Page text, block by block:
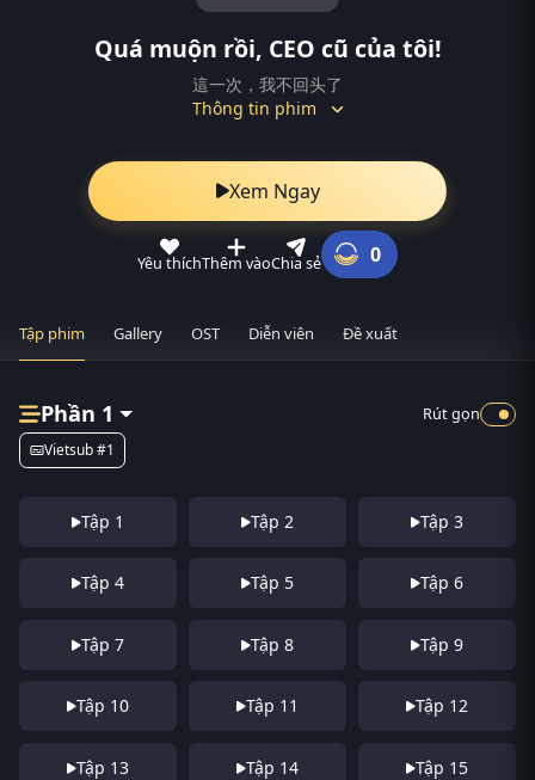
Quá muộn rồi, CEO cũ của tôi!
這一次，我不回头了
Thông tin phim
Xem Ngay
Yêu thíchThêm vàoChia sẻ 0
Tập phim Gallery OST Diễn viên Đề xuất
Phần 1
Vietsub #1
Rút gọn
Tập 1 Tập 2 Tập 3
Tập 4 Tập 5 Tập 6
Tập 7 Tập 8 Tập 9
Tập 10 Tập 11 Tập 12
Tập 13 Tập 14 Tập 15